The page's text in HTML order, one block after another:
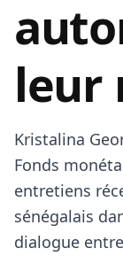
leur
Kristalina
Fonds
entretiens
sénégalais
dialogue